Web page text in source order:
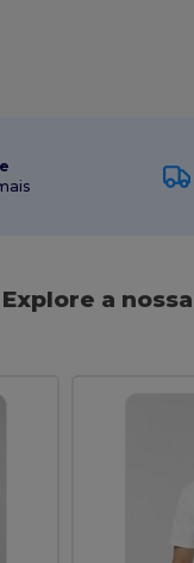
Explore a